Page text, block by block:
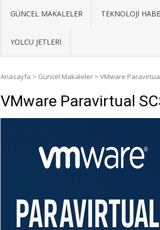
GÜNCEL MAKALELER TEKNOLOJI
YOLCU JETLERI
Anasayfa > Güncel Makaleler > VMware
VMware Paravirtual